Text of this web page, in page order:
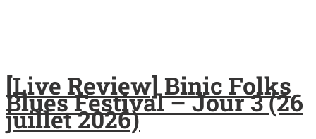
[Live Review] Binic Folks
Blues Festival – Jour 3 (26
juillet 2026)